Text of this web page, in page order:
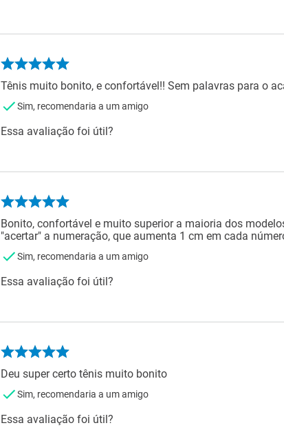
Tênis muito bonito, e confortável!! Sem palavras para o
Sim, recomendaria a um amigo
Essa avaliação foi útil?
Bonito, confortável e muito superior a maioria dos
"acertar" a numeração, que aumenta 1 cm em cada
Sim, recomendaria a um amigo
Essa avaliação foi útil?
Deu super certo tênis muito bonito
Sim, recomendaria a um amigo
Essa avaliação foi útil?